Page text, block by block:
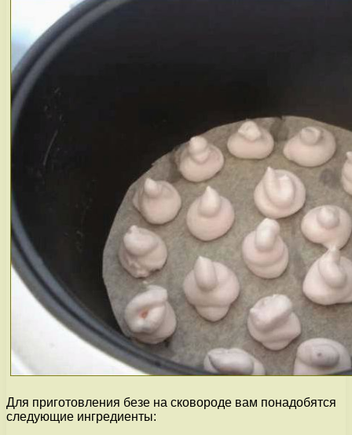
Для приготовления безе на сковороде вам понадобятся
следующие ингредиенты: